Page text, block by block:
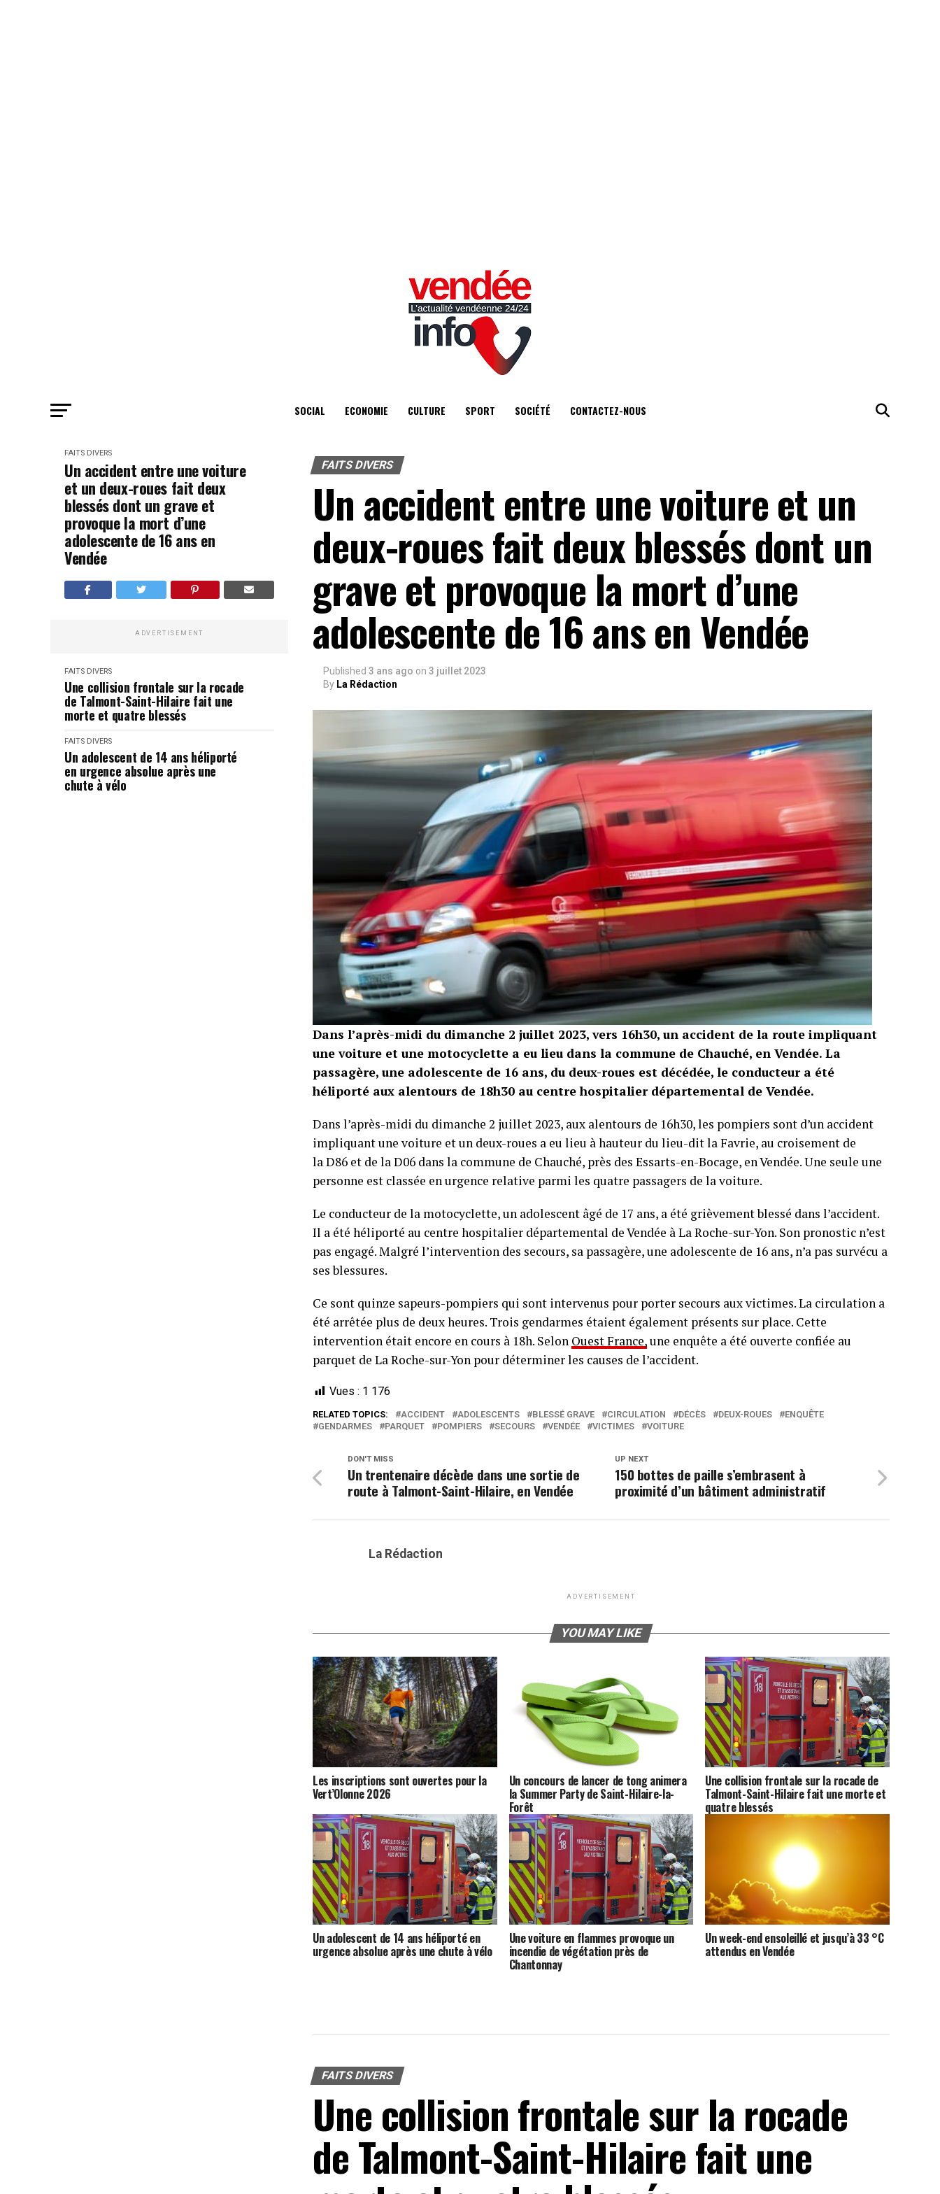
SOCIAL ECONOMIE CULTURE SPORT SOCIÉTÉ CONTACTEZ-NOUS
FAITS DIVERS
Un accident entre une voiture
et un deux-roues fait deux
blessés dont un grave et
provoque la mort d’une
adolescente de 16 ans en
Vendée
ADVERTISEMENT
FAITS DIVERS
Une collision frontale sur la rocade
de Talmont-Saint-Hilaire fait une
morte et quatre blessés
FAITS DIVERS
Un adolescent de 14 ans héliporté
en urgence absolue après une
chute à vélo
FAITS DIVERS
Un accident entre une voiture et un
deux-roues fait deux blessés dont un
grave et provoque la mort d’une
adolescente de 16 ans en Vendée
Published 3 ans ago on 3 juillet 2023
By La Rédaction
Dans l’après-midi du dimanche 2 juillet 2023, vers 16h30, un accident de la route impliquant
une voiture et une motocyclette a eu lieu dans la commune de Chauché, en Vendée. La
passagère, une adolescente de 16 ans, du deux-roues est décédée, le conducteur a été
héliporté aux alentours de 18h30 au centre hospitalier départemental de Vendée.
Dans l’après-midi du dimanche 2 juillet 2023, aux alentours de 16h30, les pompiers sont d’un accident
impliquant une voiture et un deux-roues a eu lieu à hauteur du lieu-dit la Favrie, au croisement de
la D86 et de la D06 dans la commune de Chauché, près des Essarts-en-Bocage, en Vendée. Une seule une
personne est classée en urgence relative parmi les quatre passagers de la voiture.
Le conducteur de la motocyclette, un adolescent âgé de 17 ans, a été grièvement blessé dans l’accident.
Il a été héliporté au centre hospitalier départemental de Vendée à La Roche-sur-Yon. Son pronostic n’est
pas engagé. Malgré l’intervention des secours, sa passagère, une adolescente de 16 ans, n’a pas survécu a
ses blessures.
Ce sont quinze sapeurs-pompiers qui sont intervenus pour porter secours aux victimes. La circulation a
été arrêtée plus de deux heures. Trois gendarmes étaient également présents sur place. Cette
intervention était encore en cours à 18h. Selon Ouest France,une enquête a été ouverte confiée au
parquet de La Roche-sur-Yon pour déterminer les causes de l’accident.
Vues : 1 176
RELATED TOPICS: ACCIDENT ADOLESCENTS BLESSÉ GRAVE CIRCULATION DÉCÈS DEUX-ROUES
ENQUÊTE
GENDARMES
PARQUET POMPIERS SECOURS VENDÉE VICTIMES VOITURE
UP NEXT
150 bottes de paille s’embrasent à
proximité d’un bâtiment administratif
DON'T MISS
Un trentenaire décède dans une sortie de
route à Talmont-Saint-Hilaire, en Vendée
La Rédaction
ADVERTISEMENT
YOU MAY LIKE
Les inscriptions sont ouvertes pour la
Vert’Olonne 2026
Un concours de lancer de tong animera
la Summer Party de Saint-Hilaire-la-
Forêt
Une collision frontale sur la rocade de
Talmont-Saint-Hilaire fait une morte et
quatre blessés
Un adolescent de 14 ans héliporté en
urgence absolue après une chute à vélo
Une voiture en flammes provoque un
incendie de végétation près de
Chantonnay
Un week-end ensoleillé et jusqu’à 33 °C
attendus en Vendée
FAITS DIVERS
Une collision frontale sur la rocade
de Talmont-Saint-Hilaire fait une